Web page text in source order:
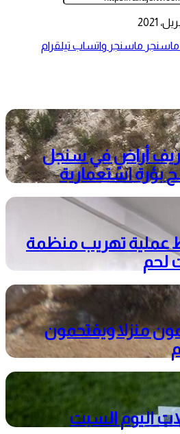
ماسنجر ماسنجر واتساب تيلقرام
أراضٍ في سنجل
بؤرة استعمارية
عملية تهريب منظمة
لحم
منزلا ويقتحمون
اليوم السبت